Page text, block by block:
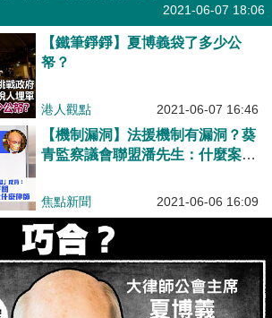
2021-06-07 18:06
【鐵筆錚錚】夏博義袋了多少公
帑？
港人觀點 2021-06-07 16:46
【機制漏洞】法援機制有漏洞？葵
青監察議會聯盟潘先生：什麼案件
或「自己人益自己人」
焦點新聞 2021-06-06 16:09